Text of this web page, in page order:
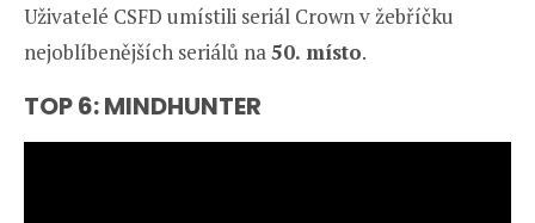
Uživatelé CSFD umístili seriál Crown v žebříčku
nejoblíbenějších seriálů na50. místo.
TOP 6: MINDHUNTER